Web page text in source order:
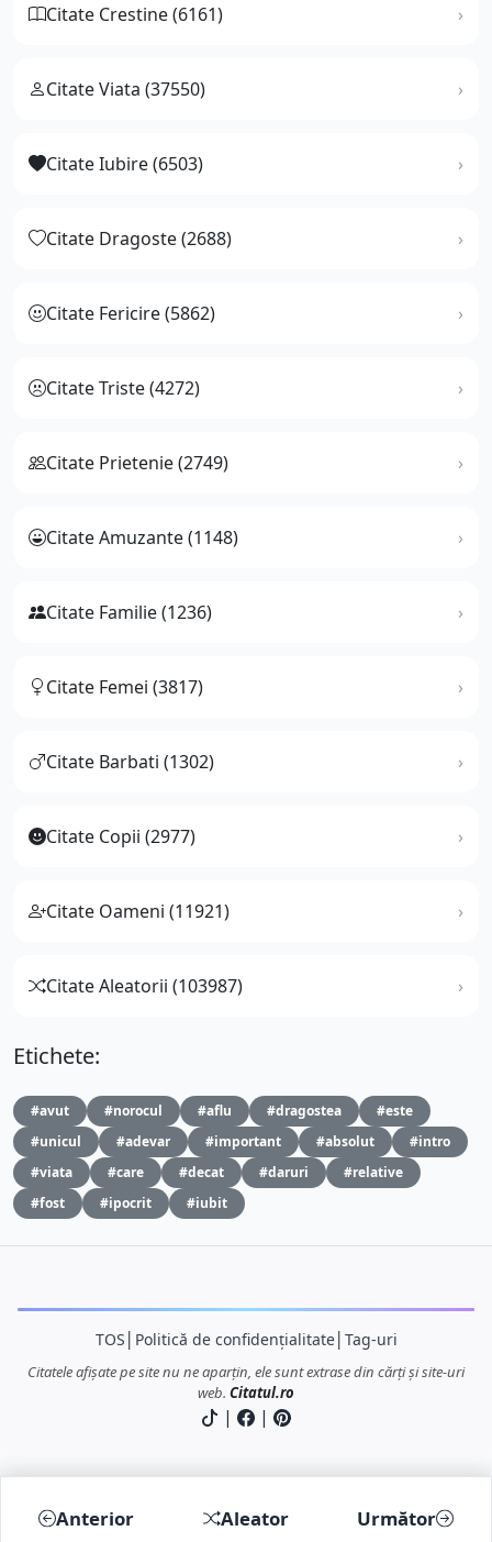
Anterior Aleator Următor
Citate Crestine (6161)
Citate Viata (37550)
Citate Iubire (6503)
Citate Dragoste (2688)
Citate Fericire (5862)
Citate Triste (4272)
Citate Prietenie (2749)
Citate Amuzante (1148)
Citate Familie (1236)
Citate Femei (3817)
Citate Barbati (1302)
Citate Copii (2977)
Citate Oameni (11921)
Citate Aleatorii (103987)
Etichete:
#avut #norocul #aflu #dragostea
#este
#unicul
#adevar #important #absolut
#intro
#viata
#care #decat #daruri
#relative
#fost
#ipocrit #iubit
TOS Politică de confidențialitate│ Tag-uri
Citatele afișate pe site nu ne aparțin, ele sunt extrase din cărți și site-uri
web. Citatul.ro
| |